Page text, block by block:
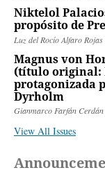
Niktelol
propósito de
Luz del Rocío Alfaro Rojas
Magnus von
(título original:
protagonizada
Dyrholm
Gianmarco Farfán Cerdán
View All Issues